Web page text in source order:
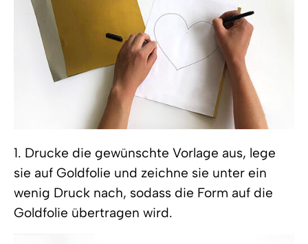
1. Drucke die gewünschte Vorlage aus, lege
sie auf Goldfolie und zeichne sie unter ein
wenig Druck nach, sodass die Form auf die
Goldfolie übertragen wird.